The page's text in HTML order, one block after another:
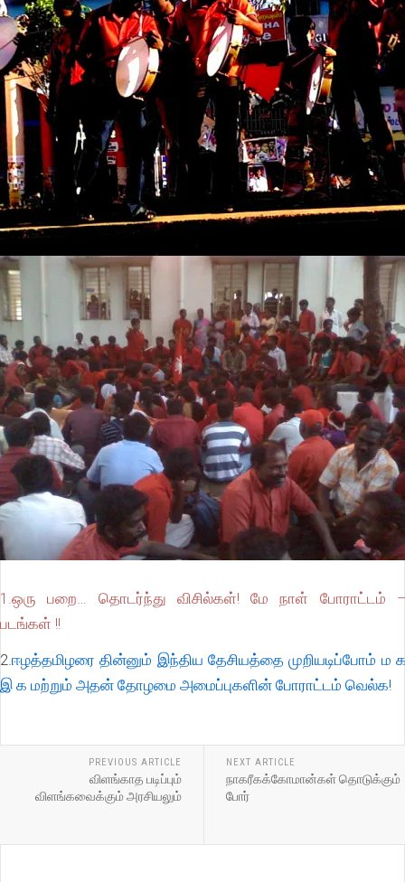
1.ஒரு பறை… தொடர்ந்து விசில்கள்! மே நாள் போராட்டம்
படங்கள் !!
2.ஈழத்தமிழரை தின்னும் இந்திய தேசியத்தை முறியடிப்போம் ம
இ க மற்றும் அதன் தோழமை அமைப்புகளின் போராட்டம் வெல்க!
PREVIOUS ARTICLE
விளங்காத படிப்பும்
விளங்கவைக்கும் அரசியலும்
NEXT ARTICLE
நாகரீகக்கோமான்கள் தொடுக்கும்
போர்